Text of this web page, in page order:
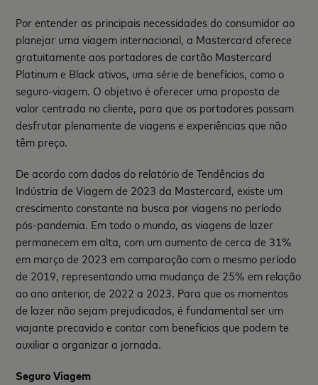
Por entender as principais necessidades do consumidor ao
planejar uma viagem internacional, a Mastercard oferece
gratuitamente aos portadores de cartão Mastercard
Platinum e Black ativos, uma série de benefícios, como o
seguro-viagem. O objetivo é oferecer uma proposta de
valor centrada no cliente, para que os portadores possam
desfrutar plenamente de viagens e experiências que não
têm preço.
De acordo com dados do relatório de Tendências da
Indústria de Viagem de 2023 da Mastercard, existe um
crescimento constante na busca por viagens no período
pós-pandemia. Em todo o mundo, as viagens de lazer
permanecem em alta, com um aumento de cerca de 31%
em março de 2023 em comparação com o mesmo período
de 2019, representando uma mudança de 25% em relação
ao ano anterior, de 2022 a 2023. Para que os momentos
de lazer não sejam prejudicados, é fundamental ser um
viajante precavido e contar com benefícios que podem te
auxiliar a organizar a jornada.
Seguro Viagem